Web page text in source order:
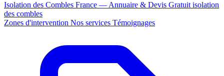
Isolation des Combles France — Annuaire & Devis Gratuit isolation
des combles
Zones d'intervention Nos services Témoignages